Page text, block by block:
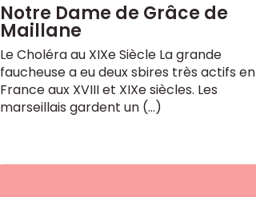
Notre Dame de Grâce de
Maillane
Le Choléra au XIXe Siècle La grande
faucheuse a eu deux sbires très actifs en
France aux XVIII et XIXe siècles. Les
marseillais gardent un (…)